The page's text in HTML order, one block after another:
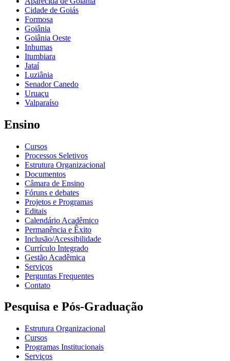
Cidade de Goiás
Formosa
Goiânia
Goiânia Oeste
Inhumas
Itumbiara
Jataí
Luziânia
Senador Canedo
Uruaçu
Valparaíso
Ensino
Cursos
Processos Seletivos
Estrutura Organizacional
Documentos
Câmara de Ensino
Fóruns e debates
Projetos e Programas
Editais
Calendário Acadêmico
Permanência e Êxito
Inclusão/Acessibilidade
Currículo Integrado
Gestão Acadêmica
Serviços
Perguntas Frequentes
Contato
Pesquisa e Pós-Graduação
Estrutura Organizacional
Cursos
Programas Institucionais
Serviços